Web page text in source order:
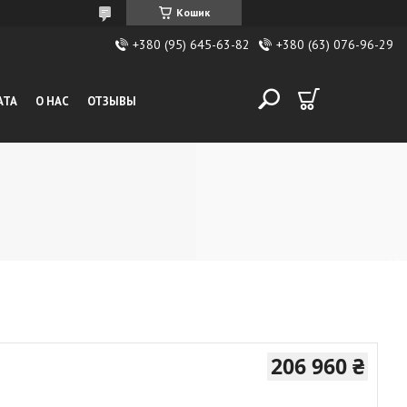
Кошик
+380 (95) 645-63-82 +380 (63) 076-96-29
О НАС ОТЗЫВЫ
206 960 ₴